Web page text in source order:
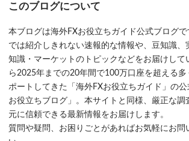
このブログについて
本ブログは海外FXお役立ちガイド公式ブログで
では紹介しきれない速報的な情報や、豆知識、
知識・マーケットのトピックなどをお届けして
ら2025年までの20年間で100万口座を超える
ポートしてきた「海外FXお役立ちガイド」の
お役立ちブログ」。本サイトと同様、厳正な調
元に信頼できる最新情報をお届けします。
質問や疑問、お困りごとがあればお気軽にお問